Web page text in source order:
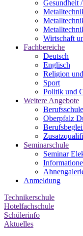
Gesundheit
Wirtschaft
Fachbereiche
Deutsch
Englisch
Religion
Sport
Politik und
Weitere Angebote
Oberpfalz
Seminarschule
Seminar
Anmeldung
Technikerschule
Hotelfachschule
Schülerinfo
Aktuelles